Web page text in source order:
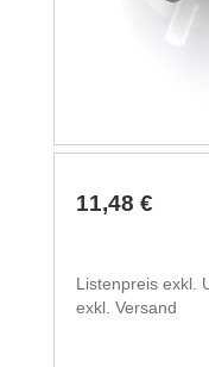
11,48 €
Listenpreis exkl.
exkl. Versand